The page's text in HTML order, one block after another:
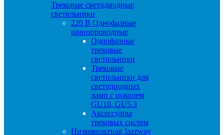
Трековые светодиодные
светильники
220 B Однофазные
шинопроводные
Однофазные
трековые
светильники
Трековые
светильники для
светодиодных
ламп с цоколем
GU10, GU5.3
Аксессуары
трековых систем
Низковольтная Jazzway